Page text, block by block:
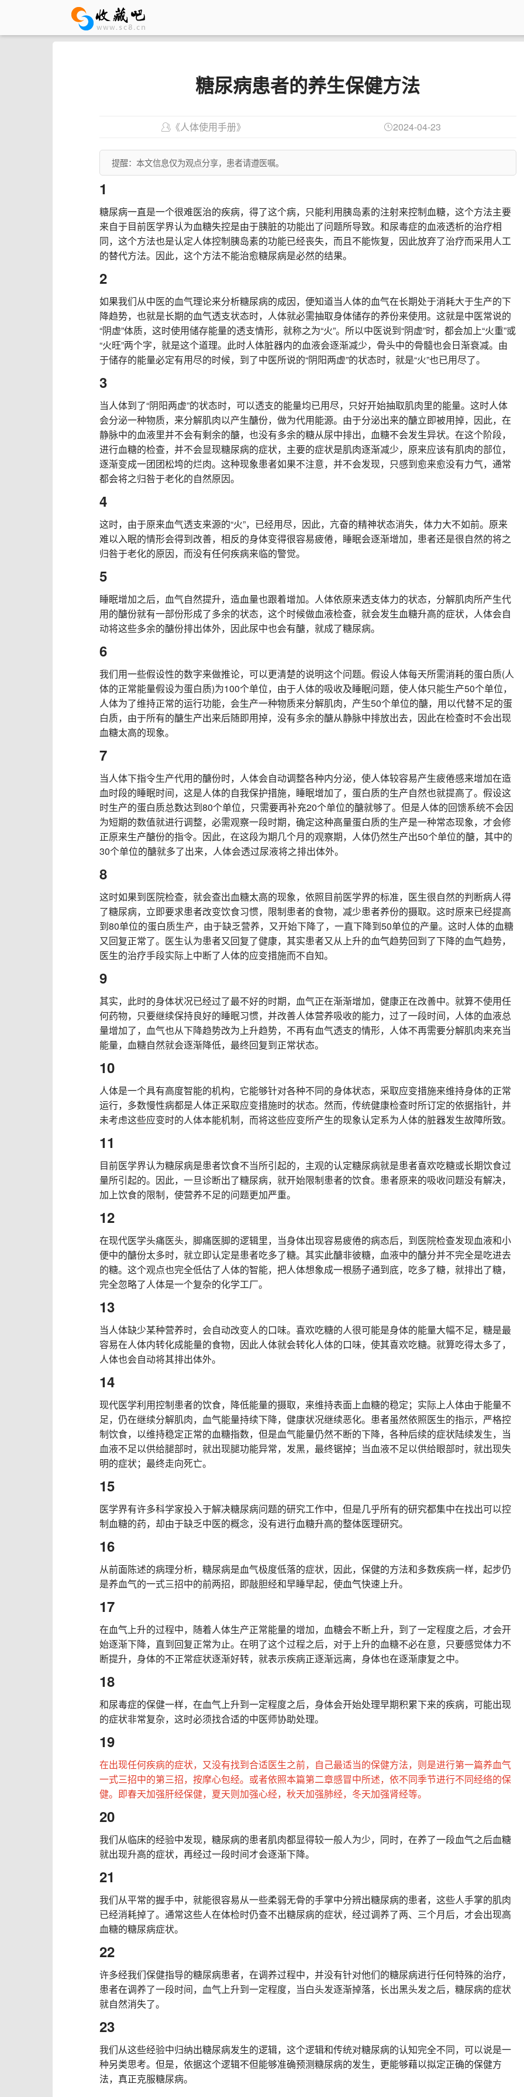
糖尿病患者的养生保健方法
《人体使用手册》 2024-04-23
提醒：本文信息仅为观点分享，患者请遵医嘱。
1
糖尿病一直是一个很难医治的疾病，得了这个病，只能利用胰岛素的注射来控制血糖，这个方法主要
来自于目前医学界认为血糖失控是由于胰脏的功能出了问题所导致。和尿毒症的血液透析的治疗相
同，这个方法也是认定人体控制胰岛素的功能已经丧失，而且不能恢复，因此放弃了治疗而采用人工
的替代方法。因此，这个方法不能治愈糖尿病是必然的结果。
2
如果我们从中医的血气理论来分析糖尿病的成因，便知道当人体的血气在长期处于消耗大于生产的下
降趋势，也就是长期的血气透支状态时，人体就必需抽取身体储存的养份来使用。这就是中医常说的
“阴虚”体质，这时使用储存能量的透支情形，就称之为“火”。所以中医说到“阴虚”时，都会加上“火重”或
“火旺”两个字，就是这个道理。此时人体脏器内的血液会逐渐减少，骨头中的骨髓也会日渐衰减。由
于储存的能量必定有用尽的时候，到了中医所说的“阴阳两虚”的状态时，就是“火”也已用尽了。
3
当人体到了“阴阳两虚”的状态时，可以透支的能量均已用尽，只好开始抽取肌肉里的能量。这时人体
会分泌一种物质，来分解肌肉以产生醣份，做为代用能源。由于分泌出来的醣立即被用掉，因此，在
静脉中的血液里并不会有剩余的醣，也没有多余的糖从尿中排出，血糖不会发生异状。在这个阶段，
进行血糖的检查，并不会显现糖尿病的症状，主要的症状是肌肉逐渐减少，原来应该有肌肉的部位，
逐渐变成一团团松垮的烂肉。这种现象患者如果不注意，并不会发现，只感到愈来愈没有力气，通常
都会将之归咎于老化的自然原因。
4
这时，由于原来血气透支来源的“火”，已经用尽，因此，亢奋的精神状态消失，体力大不如前。原来
难以入眠的情形会得到改善，相反的身体变得很容易疲倦，睡眠会逐渐增加，患者还是很自然的将之
归咎于老化的原因，而没有任何疾病来临的警觉。
5
睡眠增加之后，血气自然提升，造血量也跟着增加。人体依原来透支体力的状态，分解肌肉所产生代
用的醣份就有一部份形成了多余的状态，这个时候做血液检查，就会发生血糖升高的症状，人体会自
动将这些多余的醣份排出体外，因此尿中也会有醣，就成了糖尿病。
6
我们用一些假设性的数字来做推论，可以更清楚的说明这个问题。假设人体每天所需消耗的蛋白质(人
体的正常能量假设为蛋白质)为100个单位，由于人体的吸收及睡眠问题，使人体只能生产50个单位，
人体为了维持正常的运行功能，会生产一种物质来分解肌肉，产生50个单位的醣，用以代替不足的蛋
白质，由于所有的醣生产出来后随即用掉，没有多余的醣从静脉中排放出去，因此在检查时不会出现
血糖太高的现象。
7
当人体下指令生产代用的醣份时，人体会自动调整各种内分泌，使人体较容易产生疲倦感来增加在造
血时段的睡眠时间，这是人体的自我保护措施，睡眠增加了，蛋白质的生产自然也就提高了。假设这
时生产的蛋白质总数达到80个单位，只需要再补充20个单位的醣就够了。但是人体的回馈系统不会因
为短期的数值就进行调整，必需观察一段时期，确定这种高量蛋白质的生产是一种常态现象，才会修
正原来生产醣份的指令。因此，在这段为期几个月的观察期，人体仍然生产出50个单位的醣，其中的
30个单位的醣就多了出来，人体会透过尿液将之排出体外。
8
这时如果到医院检查，就会查出血糖太高的现象，依照目前医学界的标准，医生很自然的判断病人得
了糖尿病，立即要求患者改变饮食习惯，限制患者的食物，减少患者养份的摄取。这时原来已经提高
到80单位的蛋白质生产，由于缺乏营养，又开始下降了，一直下降到50单位的产量。这时人体的血糖
又回复正常了。医生认为患者又回复了健康，其实患者又从上升的血气趋势回到了下降的血气趋势，
医生的治疗手段实际上中断了人体的应变措施而不自知。
9
其实，此时的身体状况已经过了最不好的时期，血气正在渐渐增加，健康正在改善中。就算不使用任
何药物，只要继续保持良好的睡眠习惯，并改善人体营养吸收的能力，过了一段时间，人体的血液总
量增加了，血气也从下降趋势改为上升趋势，不再有血气透支的情形，人体不再需要分解肌肉来充当
能量，血糖自然就会逐渐降低，最终回复到正常状态。
10
人体是一个具有高度智能的机构，它能够针对各种不同的身体状态，采取应变措施来维持身体的正常
运行，多数慢性病都是人体正采取应变措施时的状态。然而，传统健康检查时所订定的依据指针，并
未考虑这些应变时的人体本能机制，而将这些应变所产生的现象认定系为人体的脏器发生故障所致。
11
目前医学界认为糖尿病是患者饮食不当所引起的，主观的认定糖尿病就是患者喜欢吃糖或长期饮食过
量所引起的。因此，一旦诊断出了糖尿病，就开始限制患者的饮食。患者原来的吸收问题没有解决，
加上饮食的限制，使营养不足的问题更加严重。
12
在现代医学头痛医头，脚痛医脚的逻辑里，当身体出现容易疲倦的病态后，到医院检查发现血液和小
便中的醣份太多时，就立即认定是患者吃多了糖。其实此醣非彼糖，血液中的醣分并不完全是吃进去
的糖。这个观点也完全低估了人体的智能，把人体想象成一根肠子通到底，吃多了糖，就排出了糖，
完全忽略了人体是一个复杂的化学工厂。
13
当人体缺少某种营养时，会自动改变人的口味。喜欢吃糖的人很可能是身体的能量大幅不足，糖是最
容易在人体内转化成能量的食物，因此人体就会转化人体的口味，使其喜欢吃糖。就算吃得太多了，
人体也会自动将其排出体外。
14
现代医学利用控制患者的饮食，降低能量的摄取，来维持表面上血糖的稳定；实际上人体由于能量不
足，仍在继续分解肌肉，血气能量持续下降，健康状况继续恶化。患者虽然依照医生的指示，严格控
制饮食，以维持稳定正常的血糖指数，但是血气能量仍然不断的下降，各种后续的症状陆续发生，当
血液不足以供给腿部时，就出现腿功能异常，发黑，最终锯掉；当血液不足以供给眼部时，就出现失
明的症状；最终走向死亡。
15
医学界有许多科学家投入于解决糖尿病问题的研究工作中，但是几乎所有的研究都集中在找出可以控
制血糖的药，却由于缺乏中医的概念，没有进行血糖升高的整体医理研究。
16
从前面陈述的病理分析，糖尿病是血气极度低落的症状，因此，保健的方法和多数疾病一样，起步仍
是养血气的一式三招中的前两招，即敲胆经和早睡早起，使血气快速上升。
17
在血气上升的过程中，随着人体生产正常能量的增加，血糖会不断上升，到了一定程度之后，才会开
始逐渐下降，直到回复正常为止。在明了这个过程之后，对于上升的血糖不必在意，只要感觉体力不
断提升，身体的不正常症状逐渐好转，就表示疾病正逐渐远离，身体也在逐渐康复之中。
18
和尿毒症的保健一样，在血气上升到一定程度之后，身体会开始处理早期积累下来的疾病，可能出现
的症状非常复杂，这时必须找合适的中医师协助处理。
19
在出现任何疾病的症状，又没有找到合适医生之前，自己最适当的保健方法，则是进行第一篇养血气
一式三招中的第三招，按摩心包经。或者依照本篇第二章感冒中所述，依不同季节进行不同经络的保
健。即春天加强肝经保健，夏天则加强心经，秋天加强肺经，冬天加强肾经等。
20
我们从临床的经验中发现，糖尿病的患者肌肉都显得较一般人为少，同时，在养了一段血气之后血糖
就出现升高的症状，再经过一段时间才会逐渐下降。
21
我们从平常的握手中，就能很容易从一些柔弱无骨的手掌中分辨出糖尿病的患者，这些人手掌的肌肉
已经消耗掉了。通常这些人在体检时仍查不出糖尿病的症状，经过调养了两、三个月后，才会出现高
血糖的糖尿病症状。
22
许多经我们保健指导的糖尿病患者，在调养过程中，并没有针对他们的糖尿病进行任何特殊的治疗，
患者在调养了一段时间，血气上升到一定程度，当白头发逐渐掉落，长出黑头发之后，糖尿病的症状
就自然消失了。
23
我们从这些经验中归纳出糖尿病发生的逻辑，这个逻辑和传统对糖尿病的认知完全不同，可以说是一
种另类思考。但是，依据这个逻辑不但能够准确预测糖尿病的发生，更能够藉以拟定正确的保健方
法，真正克服糖尿病。